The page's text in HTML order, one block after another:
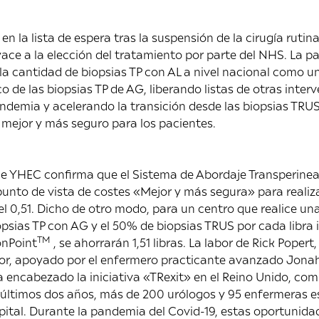
la lista de espera tras la suspensión de la cirugía
a la elección del tratamiento por parte del NHS. La
cantidad de biopsias TP con AL a nivel nacional como
de las biopsias TP de AG, liberando listas de otras
y acelerando la transición desde las biopsias
y más seguro para los pacientes.
YHEC confirma que el Sistema de Abordaje
de vista de costes «Mejor y más segura» para
0,51. Dicho de otro modo, para un centro que realice
TP con AG y el 50% de biopsias TRUS por cada
TM , se ahorrarán 1,51 libras. La labor de Rick
apoyado por el enfermero practicante avanzado
encabezado la iniciativa «TRexit» en el Reino Unido,
últimos dos años, más de 200 urólogos y 95 enfermeras
Durante la pandemia del Covid-19, estas